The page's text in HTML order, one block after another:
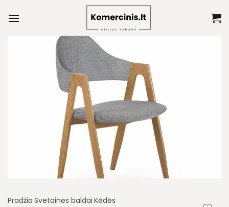
Pradžia Svetainės baldai Kėdės